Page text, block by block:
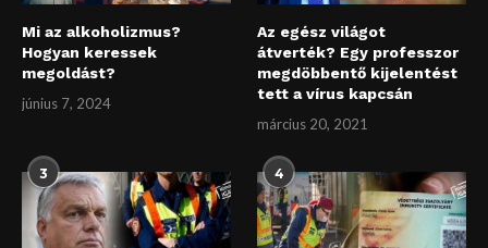
Mi az alkoholizmus?
Hogyan keressek
megoldást?
június 7, 2024
Az egész világot
átverték? Egy professzor
megdöbbentő kijelentést
tett a vírus kapcsán
március 20, 2021
3 4